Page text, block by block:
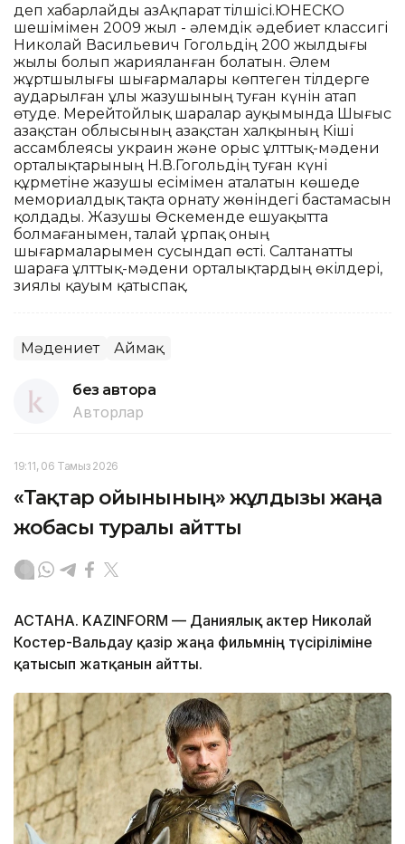
деп хабарлайды ҚазАқпарат тілшісі.ЮНЕСКО
шешімімен 2009 жыл - әлемдік әдебиет классигі
Николай Васильевич Гогольдің 200 жылдығы
жылы болып жарияланған болатын. Әлем
жұртшылығы шығармалары көптеген тілдерге
аударылған ұлы жазушының туған күнін атап
өтуде. Мерейтойлық шаралар ауқымында Шығыс
Қазақстан облысының Қазақстан халқының Кіші
ассамблеясы украин және орыс ұлттық-мәдени
орталықтарының Н.В.Гогольдің туған күні
құрметіне жазушы есімімен аталатын көшеде
мемориалдық тақта орнату жөніндегі бастамасын
қолдады. Жазушы Өскеменде ешуақытта
болмағанымен, талай ұрпақ оның
шығармаларымен сусындап өсті. Салтанатты
шараға ұлттық-мәдени орталықтардың өкілдері,
зиялы қауым қатыспақ.
Мәдениет Аймақ
без автора
Авторлар
19:11, 06 Тамыз 2026
«Тақтар ойынының» жұлдызы жаңа
жобасы туралы айтты
АСТАНА. KAZINFORM — Даниялық актер Николай
Костер-Вальдау қазір жаңа фильмнің түсіріліміне
қатысып жатқанын айтты.